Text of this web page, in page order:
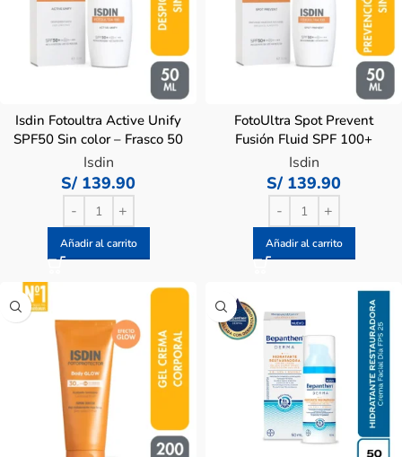
Isdin Fotoultra Active Unify
SPF50 Sin color – Frasco 50
ML
Isdin
S/ 139.90
Añadir al carrito
FotoUltra Spot Prevent
Fusión Fluid SPF 100+
Isdin – Frasco 50 Ml
Isdin
S/ 139.90
Añadir al carrito